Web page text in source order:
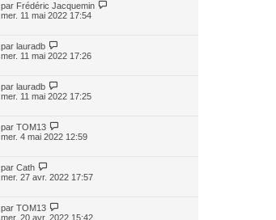
par Frédéric Jacquemin
mer. 11 mai 2022 17:54
par lauradb
mer. 11 mai 2022 17:26
par lauradb
mer. 11 mai 2022 17:25
par TOM13
mer. 4 mai 2022 12:59
par Cath
mer. 27 avr. 2022 17:57
par TOM13
mer. 20 avr. 2022 15:42